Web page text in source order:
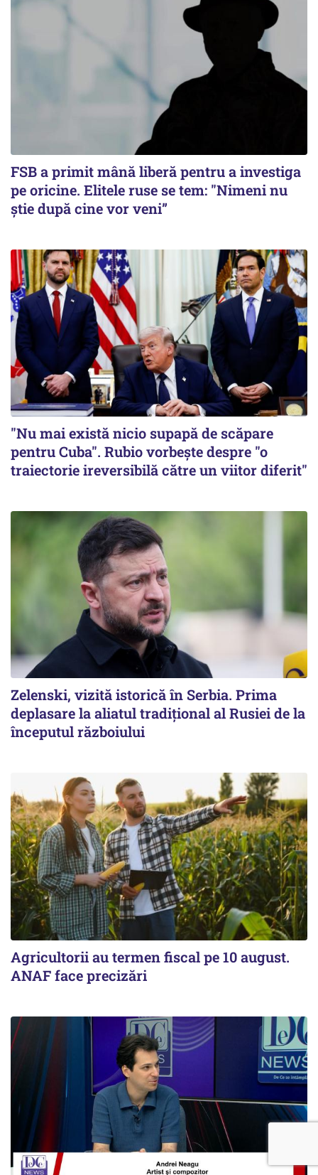
FSB a primit mână liberă pentru a investiga
pe oricine. Elitele ruse se tem: "Nimeni nu
știe după cine vor veni”
"Nu mai există nicio supapă de scăpare
pentru Cuba". Rubio vorbește despre "o
traiectorie ireversibilă către un viitor diferit"
Zelenski, vizită istorică în Serbia. Prima
deplasare la aliatul tradițional al Rusiei de la
începutul războiului
Agricultorii au termen fiscal pe 10 august.
ANAF face precizări